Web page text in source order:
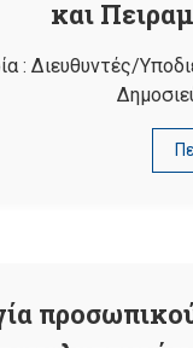
και
: Διευθυντές/